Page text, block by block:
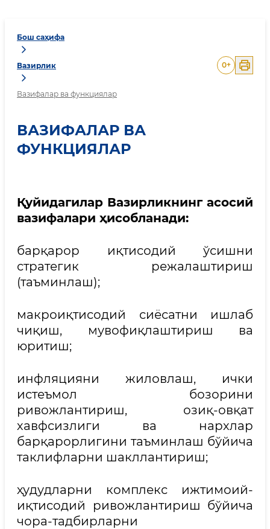
Бош саҳифа
Вазирлик
Вазифалар ва функциялар
0+
ВАЗИФАЛАР ВА
ФУНКЦИЯЛАР
Қуйидагилар Вазирликнинг асосий
вазифалари ҳисобланади:
барқарор иқтисодий ўсишни
стратегик режалаштириш
(таъминлаш);
макроиқтисодий сиёсатни ишлаб
чиқиш, мувофиқлаштириш ва
юритиш;
инфляцияни жиловлаш, ички
истеъмол бозорини
ривожлантириш, озиқ-овқат
хавфсизлиги ва нархлар
барқарорлигини таъминлаш бўйича
таклифларни шакллантириш;
ҳудудларни комплекс ижтимоий-
иқтисодий ривожлантириш бўйича
чора-тадбирларни